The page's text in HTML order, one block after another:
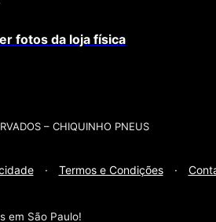
fotos da loja física
– CHIQUINHO PNEUS
· Termos e Condições ·
em São Paulo!